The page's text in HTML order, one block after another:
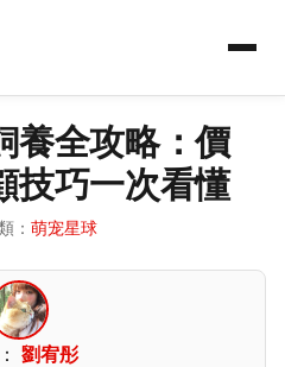
養全攻略：價
技巧一次看懂
： 萌宠星球
劉宥彤